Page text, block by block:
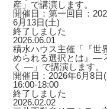
産」で講演します。
開催日：第一回目：
6月13日(土)
終了しました
2026.06.01
積水ハウス主催「『世
められる選択とは』―
く ―」で講演します。
開催日：2026年6月8日
16:00-18:00
終了しました
2026.02.02